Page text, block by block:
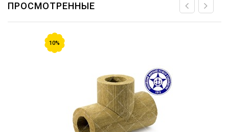
ПРОСМОТРЕННЫЕ
10%